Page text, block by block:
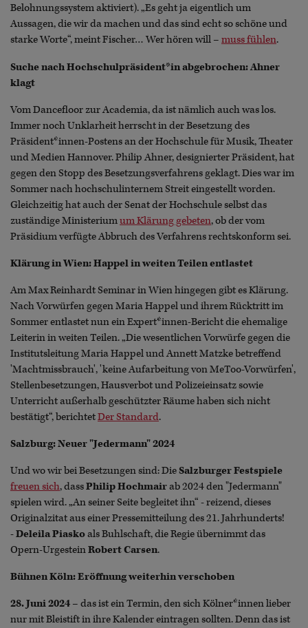
Belohnungssystem aktiviert). „Es geht ja eigentlich um
Aussagen, die wir da machen und das sind echt so schöne und
starke Worte“, meint Fischer… Wer hören will – muss fühlen.
Suche nach Hochschulpräsident*in abgebrochen: Ahner
klagt
Vom Dancefloor zur Academia, da ist nämlich auch was los.
Immer noch Unklarheit herrscht in der Besetzung des
Präsident*innen-Postens an der Hochschule für Musik, Theater
und Medien Hannover. Philip Ahner, designierter Präsident, hat
gegen den Stopp des Besetzungsverfahrens geklagt. Dies war im
Sommer nach hochschulinternem Streit eingestellt worden.
Gleichzeitig hat auch der Senat der Hochschule selbst das
zuständige Ministeriumum Klärung gebeten, ob der vom
Präsidium verfügte Abbruch des Verfahrens rechtskonform sei.
Klärung in Wien: Happel in weiten Teilen entlastet
Am Max Reinhardt Seminar in Wien hingegen gibt es Klärung.
Nach Vorwürfen gegen Maria Happel und ihrem Rücktritt im
Sommer entlastet nun ein Expert*innen-Bericht die ehemalige
Leiterin in weiten Teilen. „Die wesentlichen Vorwürfe gegen die
Institutsleitung Maria Happel und Annett Matzke betreffend
'Machtmissbrauch', 'keine Aufarbeitung von MeToo-Vorwürfen',
Stellenbesetzungen, Hausverbot und Polizeieinsatz sowie
Unterricht außerhalb geschützter Räume haben sich nicht
bestätigt“, berichtetDer Standard.
Salzburg: Neuer "Jedermann" 2024
Und wo wir bei Besetzungen sind: DieSalzburger Festspiele
freuen sich, dassPhilip Hochmairab 2024 den "Jedermann"
spielen wird. „An seiner Seite begleitet ihn“ - reizend, dieses
Originalzitat aus einer Pressemitteilung des 21. Jahrhunderts!
-Deleila Piaskoals Buhlschaft, die Regie übernimmt das
Opern-UrgesteinRobert Carsen.
Bühnen Köln: Eröffnung weiterhin verschoben
28. Juni 2024 – das ist ein Termin, den sich Kölner*innen lieber
nur mit Bleistift in ihre Kalender eintragen sollten. Denn das ist